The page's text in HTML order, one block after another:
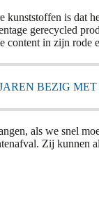
kunststoffen is dat
gerecycled
content in zijn rode
BEZIG
als we snel
Zij